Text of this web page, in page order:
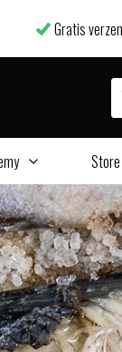
Gratis
Store